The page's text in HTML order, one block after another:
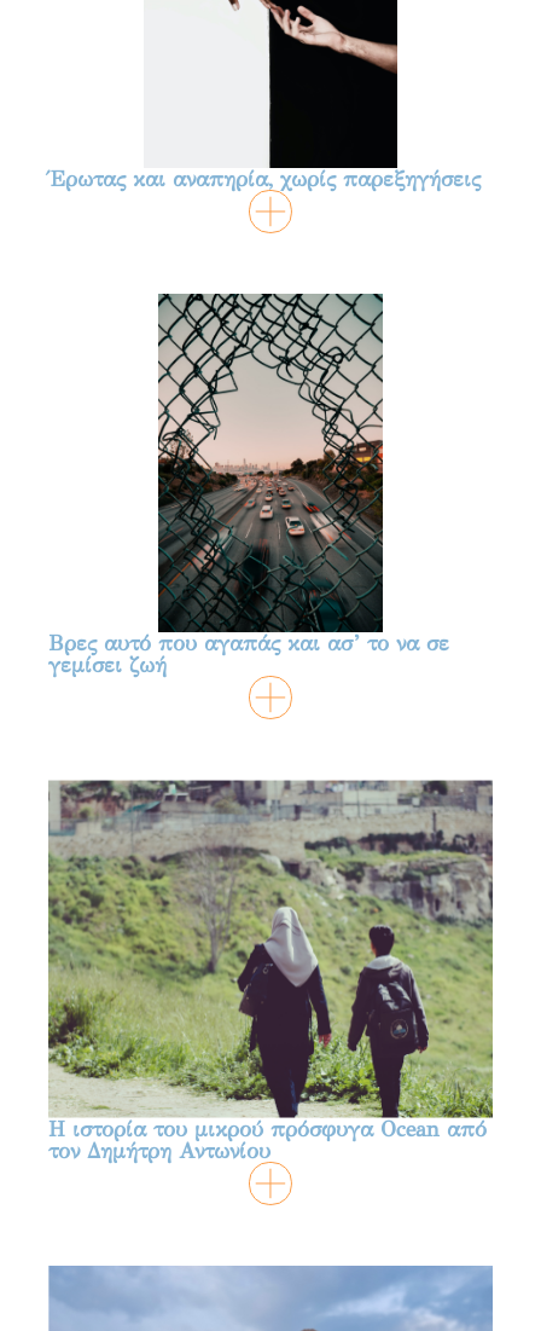
Έρωτας και αναπηρία, χωρίς παρεξηγήσεις
Βρες αυτό που αγαπάς και ασ’ το να σε
γεμίσει ζωή
Η ιστορία του μικρού πρόσφυγα Ocean από
τον Δημήτρη Αντωνίου